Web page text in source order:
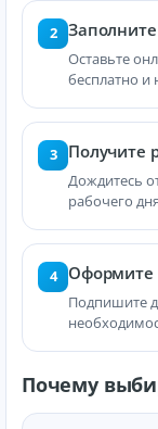
2
Оставьте
бесплатно и
3 Получите
Дождитесь
рабочего
4 Оформите
Подпишите
Почему